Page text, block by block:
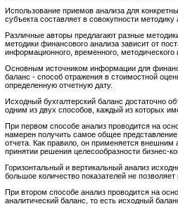
Использование приемов анализа для
субъекта составляет в совокупности методику
Различные авторы предлагают разные
методики финансового анализа зависит от
информационного, временного, методического
Основным источником информации для
баланс - способ отражения в стоимостной
определенную отчетную дату.
Исходный бухгалтерский баланс достаточно
одним из двух способов, каждый из которых
При первом способе анализ проводится на
намерен получить самое общее
отчета. Как правило, он применяется
принятии решения целесообразности бизнес-
Горизонтальный и вертикальный анализ
большое количество показателей не
При втором способе анализ проводится на
аналитический баланс, то есть исходный